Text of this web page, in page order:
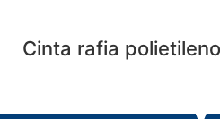
Cinta rafia polietileno